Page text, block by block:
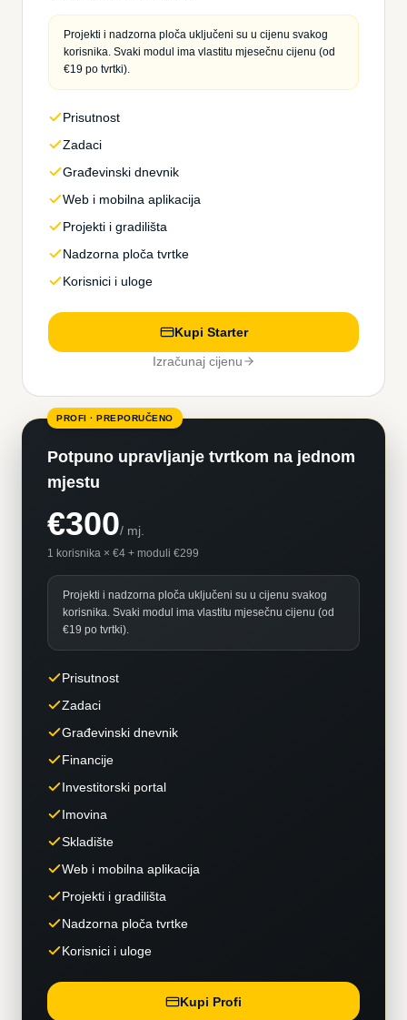
Projekti i nadzorna ploča uključeni su u cijenu svakog
korisnika. Svaki modul ima vlastitu mjesečnu cijenu (od
€19 po tvrtki).
Prisutnost
Zadaci
Građevinski dnevnik
Web i mobilna aplikacija
Projekti i gradilišta
Nadzorna ploča tvrtke
Korisnici i uloge
Kupi Starter
Izračunaj cijenu
PROFI · PREPORUČENO
Potpuno upravljanje tvrtkom na jednom
mjestu
€300/ mj.
1 korisnika × €4 + moduli €299
Projekti i nadzorna ploča uključeni su u cijenu svakog
korisnika. Svaki modul ima vlastitu mjesečnu cijenu (od
€19 po tvrtki).
Prisutnost
Zadaci
Građevinski dnevnik
Financije
Investitorski portal
Imovina
Skladište
Web i mobilna aplikacija
Projekti i gradilišta
Nadzorna ploča tvrtke
Korisnici i uloge
Kupi Profi